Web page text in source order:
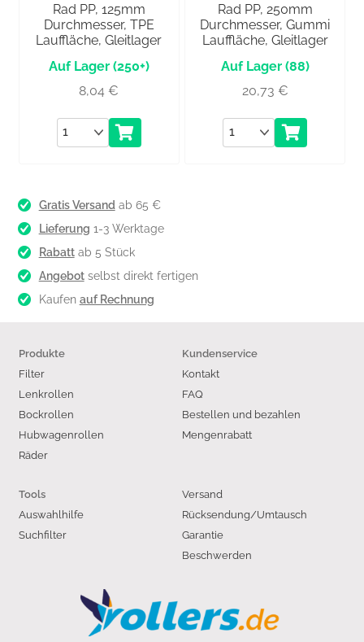
Rad PP, 125mm
Durchmesser, TPE
Lauffläche, Gleitlager
(250+)
8,04€
Anzahl
Rad PP, 250mm
Durchmesser, Gummi
Lauffläche, Gleitlager
(88)
20,73 €
Anzahl
Gratis Versand ab 65 €
Lieferung 1-3 Werktage
Rabattab 5 Stück
Angebotselbst direkt fertigen
Kaufen auf Rechnung
Produkte
Filter
Lenkrollen
Bockrollen
Hubwagenrollen
Räder
Kundenservice
Kontakt
FAQ
Bestellen und bezahlen
Mengenrabatt
Versand
Rücksendung/Umtausch
Garantie
Beschwerden
Tools
Auswahlhilfe
Suchfilter